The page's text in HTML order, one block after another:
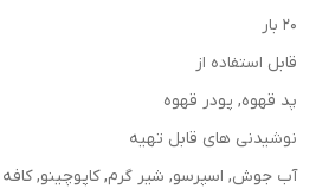
20 بار
قابل استفاده از
پد قهوه, پودر قهوه
نوشیدنی های قابل تهیه
آب جوش, اسپرسو, شیر گرم, کاپوچینو, کافه